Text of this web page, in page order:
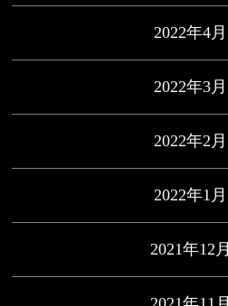
2022年4月
2022年3月
2022年2月
2022年1月
2021年12月